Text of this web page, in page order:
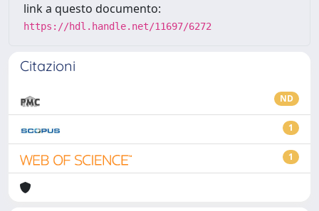
link a questo documento:
https://hdl.handle.net/11697/6272
Citazioni
ND
1
1